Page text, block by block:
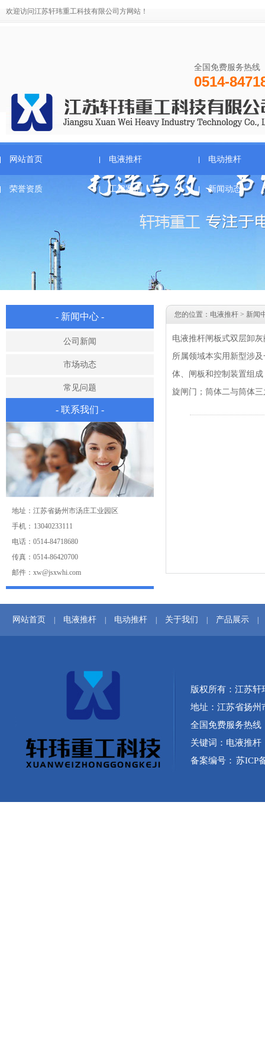
欢迎访问江苏轩玮重工科技有限公司方网站！
全国免费服务热线
0514-
网站首页 电液推杆 电动推杆
荣誉资质 工程案例 新闻动态
- 新闻中心 -
公司新闻
市场动态
常见问题
- 联系我们 -
地址：江苏省扬州市汤庄工业园区
手机： 13040233111
电话：0514-84718680
传真：0514-86420700
邮件：xw@jsxwhi.com
您的位置： 电液推杆 > 新闻
电液推杆闸板式双层卸灰
所属领域本实用新型涉
体、闸板和控制装置组
旋闸门；筒体二与筒体
网站首页 电液推杆 电动推杆 关于我们 产品展示
版权所有：江苏轩
地址：江苏省扬州
全国免费服务热线
关键词： 电液推杆
备案编号：苏ICP